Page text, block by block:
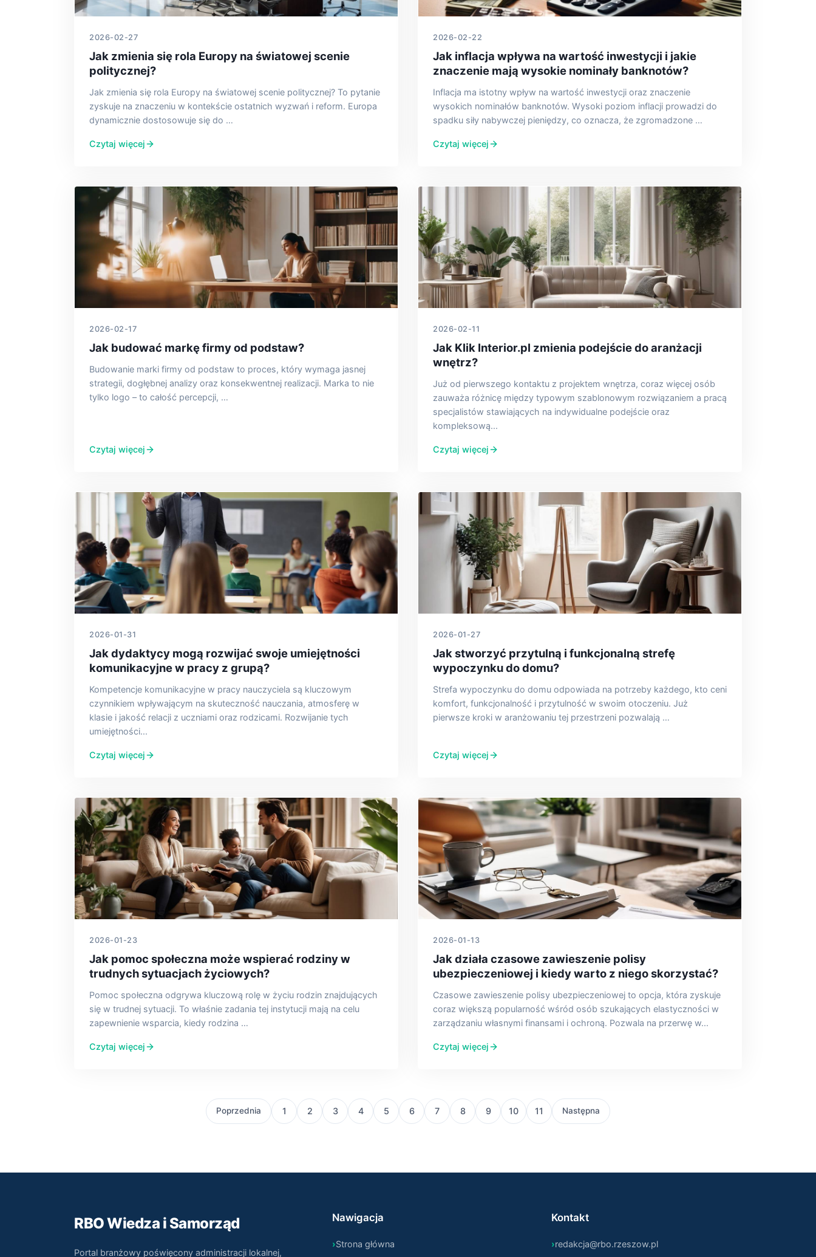
2026-02-27
Jak zmienia się rola Europy na światowej scenie
politycznej?
Jak zmienia się rola Europy na światowej scenie politycznej? To pytanie
zyskuje na znaczeniu w kontekście ostatnich wyzwań i reform. Europa
dynamicznie dostosowuje się do …
Czytaj więcej
2026-02-22
Jak inflacja wpływa na wartość inwestycji i jakie
znaczenie mają wysokie nominały banknotów?
Inflacja ma istotny wpływ na wartość inwestycji oraz znaczenie
wysokich nominałów banknotów. Wysoki poziom inflacji prowadzi do
spadku siły nabywczej pieniędzy, co oznacza, że zgromadzone …
Czytaj więcej
2026-02-17
Jak budować markę firmy od podstaw?
Budowanie marki firmy od podstaw to proces, który wymaga jasnej
strategii, dogłębnej analizy oraz konsekwentnej realizacji. Marka to nie
tylko logo – to całość percepcji, …
Czytaj więcej
2026-02-11
Jak Klik Interior.pl zmienia podejście do aranżacji
wnętrz?
Już od pierwszego kontaktu z projektem wnętrza, coraz więcej osób
zauważa różnicę między typowym szablonowym rozwiązaniem a pracą
specjalistów stawiających na indywidualne podejście oraz
kompleksową...
Czytaj więcej
2026-01-31
Jak dydaktycy mogą rozwijać swoje umiejętności
komunikacyjne w pracy z grupą?
Kompetencje komunikacyjne w pracy nauczyciela są kluczowym
czynnikiem wpływającym na skuteczność nauczania, atmosferę w
klasie i jakość relacji z uczniami oraz rodzicami. Rozwijanie tych
umiejętności...
Czytaj więcej
2026-01-27
Jak stworzyć przytulną i funkcjonalną strefę
wypoczynku do domu?
Strefa wypoczynku do domu odpowiada na potrzeby każdego, kto ceni
komfort, funkcjonalność i przytulność w swoim otoczeniu. Już
pierwsze kroki w aranżowaniu tej przestrzeni pozwalają …
Czytaj więcej
2026-01-23
Jak pomoc społeczna może wspierać rodziny w
trudnych sytuacjach życiowych?
Pomoc społeczna odgrywa kluczową rolę w życiu rodzin znajdujących
się w trudnej sytuacji. To właśnie zadania tej instytucji mają na celu
zapewnienie wsparcia, kiedy rodzina …
Czytaj więcej
2026-01-13
Jak działa czasowe zawieszenie polisy
ubezpieczeniowej i kiedy warto z niego skorzystać?
Czasowe zawieszenie polisy ubezpieczeniowej to opcja, która zyskuje
coraz większą popularność wśród osób szukających elastyczności w
zarządzaniu własnymi finansami i ochroną. Pozwala na przerwę w...
Czytaj więcej
Poprzednia 1 2 3 4 5 6 7 8 9 10 11 Następna
RBO Wiedza i Samorząd
Portal branżowy poświęcony administracji lokalnej,
Nawigacja
Strona główna
Kontakt
redakcja@rbo.rzeszow.pl